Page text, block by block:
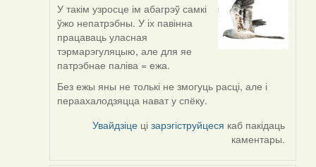
In
reply
to
by
Дарья
(госць)
У такім узросце ім абагрэў самкі
ўжо непатрэбны. У іх павінна
працаваць уласная
тэрмарэгуляцыю, але для яе
патрэбнае паліва = ежа.
Без ежы яны не толькі не змогуць расці, але і
пераахалодзяцца нават у спёку.
Увайдзіце цізарэгіструйцеся каб пакідаць
каментары.